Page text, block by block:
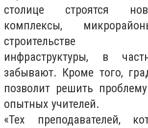
столице строятся
комплексы,
строительстве
инфраструктуры, в
забывают. Кроме того,
позволит решить
опытных учителей.
«Тех преподавателей,